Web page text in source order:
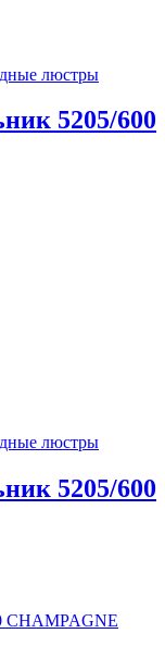
люстры
5205/600
люстры
5205/600
CHAMPAGNE